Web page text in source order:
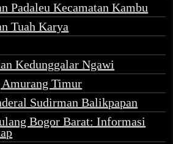
Padaleu Kecamatan Kambu
Tuah Karya
Kedunggalar Ngawi
Amurang Timur
Sudirman Balikpapan
Bogor Barat: Informasi